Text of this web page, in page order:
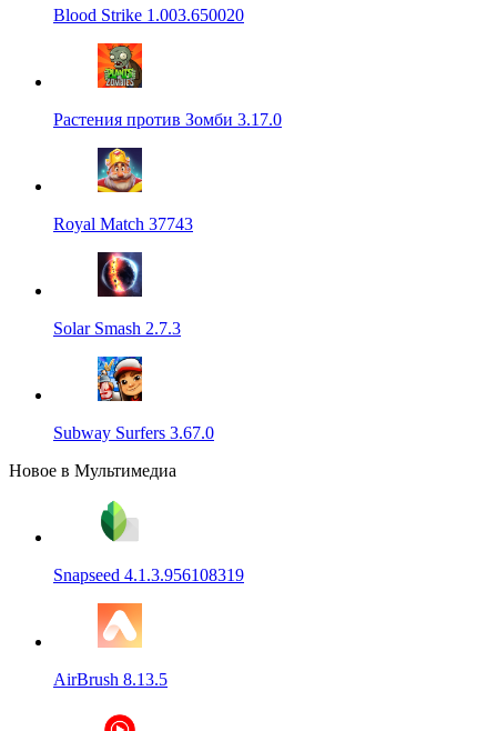
Blood Strike 1.003.650020
Растения против Зомби 3.17.0
Royal Match 37743
Solar Smash 2.7.3
Subway Surfers 3.67.0
Новое в Мультимедиа
Snapseed 4.1.3.956108319
AirBrush 8.13.5